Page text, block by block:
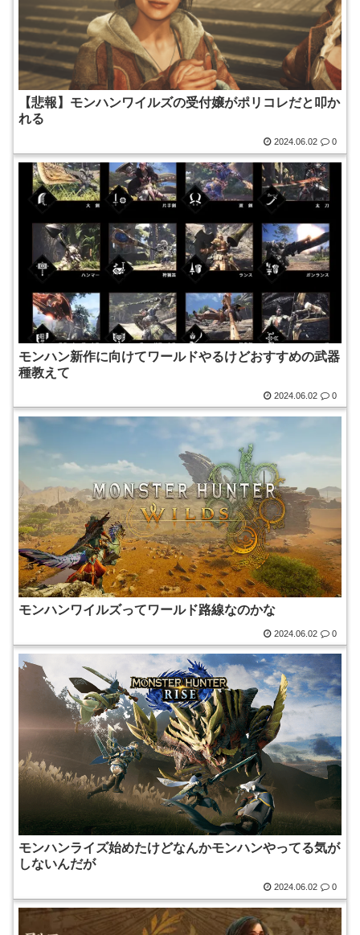
【悲報】モンハンワイルズの受付嬢がポリコレだと叩か
れる
2024.06.02 0
モンハン新作に向けてワールドやるけどおすすめの武器
種教えて
2024.06.02 0
モンハンワイルズってワールド路線なのかな
2024.06.02 0
モンハンライズ始めたけどなんかモンハンやってる気が
しないんだが
2024.06.02 0